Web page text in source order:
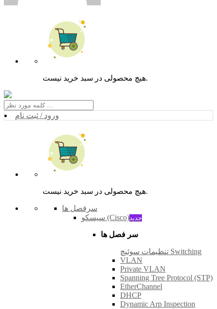
هیچ محصولی در سبد خرید نیست.
ورود / ثبت نام
هیچ محصولی در سبد خرید نیست.
سرفصل ها
سیسکو (Cisco)جدید
سر فصل ها
تنظیمات سوئیچ Switching
VLAN
Private VLAN
Spanning Tree Protocol (STP)
EtherChannel
DHCP
Dynamic Arp Inspection